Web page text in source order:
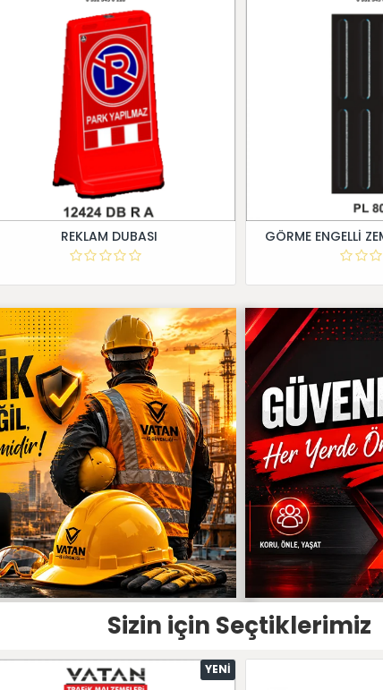
REKLAM DUBASI GÖRME ENGELLİ
Sizin için Seçtiklerimiz
YENI